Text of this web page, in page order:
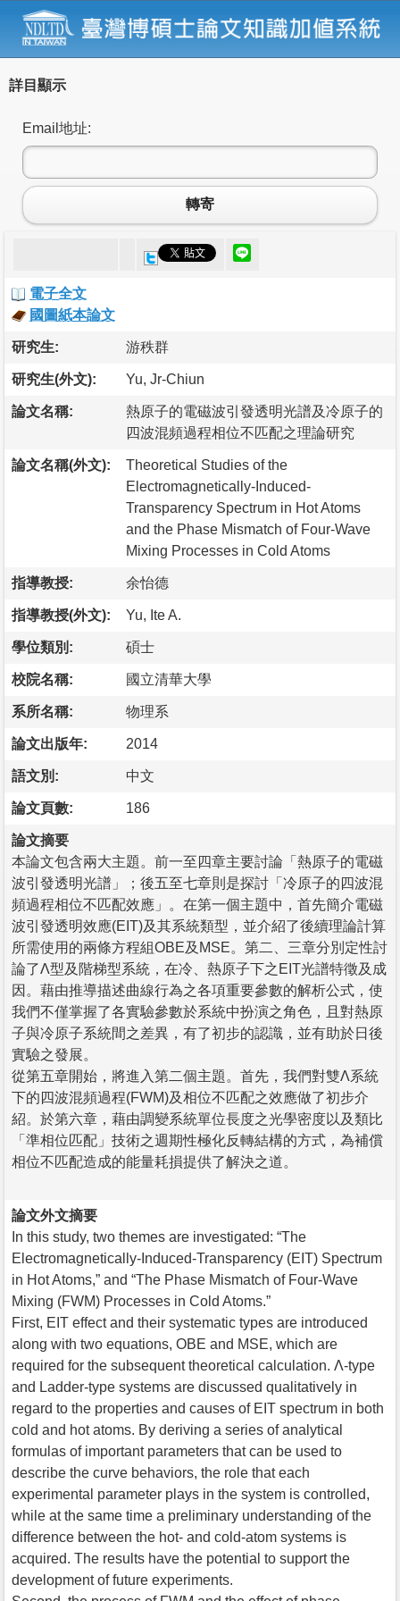
詳目顯示
Email地址:
轉寄
電子全文
國圖紙本論文
研究生: 游秩群
研究生(外文): Yu, Jr-Chiun
論文名稱:
熱原子的電磁波引發透明光譜及冷原子的
四波混頻過程相位不匹配之理論研究
論文名稱(外文):
Theoretical Studies of the
Electromagnetically-Induced-
Transparency Spectrum in Hot Atoms
and the Phase Mismatch of Four-Wave
Mixing Processes in Cold Atoms
指導教授: 余怡德
指導教授(外文): Yu, Ite A.
學位類別: 碩士
校院名稱: 國立清華大學
系所名稱: 物理系
論文出版年: 2014
語文別: 中文
論文頁數: 186
論文摘要
本論文包含兩大主題。前一至四章主要討論「熱原子的電磁
波引發透明光譜」；後五至七章則是探討「冷原子的四波混
頻過程相位不匹配效應」。在第一個主題中，首先簡介電磁
波引發透明效應(EIT)及其系統類型，並介紹了後續理論計算
所需使用的兩條方程組OBE及MSE。第二、三章分別定性討
論了Λ型及階梯型系統，在冷、熱原子下之EIT光譜特徵及成
因。藉由推導描述曲線行為之各項重要參數的解析公式，使
我們不僅掌握了各實驗參數於系統中扮演之角色，且對熱原
子與冷原子系統間之差異，有了初步的認識，並有助於日後
實驗之發展。
從第五章開始，將進入第二個主題。首先，我們對雙Λ系統
下的四波混頻過程(FWM)及相位不匹配之效應做了初步介
紹。於第六章，藉由調變系統單位長度之光學密度以及類比
「準相位匹配」技術之週期性極化反轉結構的方式，為補償
相位不匹配造成的能量耗損提供了解決之道。
論文外文摘要
In this study, two themes are investigated: “The
Electromagnetically-Induced-Transparency (EIT) Spectrum
in Hot Atoms,” and “The Phase Mismatch of Four-Wave
Mixing (FWM) Processes in Cold Atoms.”
First, EIT effect and their systematic types are introduced
along with two equations, OBE and MSE, which are
required for the subsequent theoretical calculation. Λ-type
and Ladder-type systems are discussed qualitatively in
regard to the properties and causes of EIT spectrum in both
cold and hot atoms. By deriving a series of analytical
formulas of important parameters that can be used to
describe the curve behaviors, the role that each
experimental parameter plays in the system is controlled,
while at the same time a preliminary understanding of the
difference between the hot- and cold-atom systems is
acquired. The results have the potential to support the
development of future experiments.